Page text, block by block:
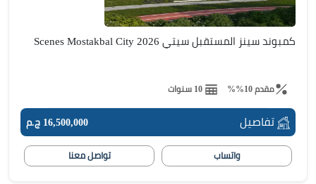
كمبوند سينز المستقبل سيتي Scenes Mostakbal City 2026
مقدم 10%% 10 سنوات
تفاصيل 16,500,000 ج.م
واتساب تواصل معنا